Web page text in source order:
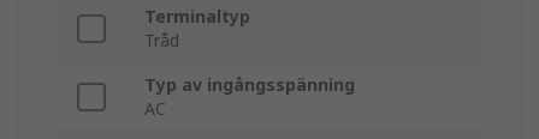
Terminaltyp
Tråd
Typ av ingångsspänning
AC